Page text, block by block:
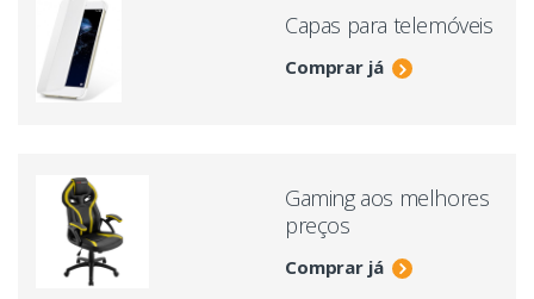
Capas para telemóveis
Comprar já
Gaming aos melhores
preços
Comprar já